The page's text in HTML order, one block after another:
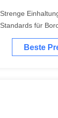
Strenge
Standards für
für Chengdu-
Beste